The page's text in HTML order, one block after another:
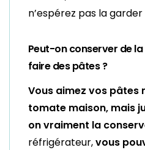
n’espérez pas la
Peut-on conserver de
faire des pâtes ?
Vous aimez vos pâtes
tomate maison, mais
on vraiment la
réfrigérateur,vous